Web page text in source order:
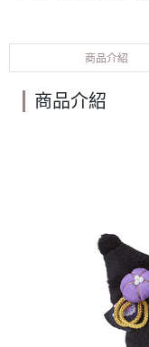
商品介紹
商品介紹